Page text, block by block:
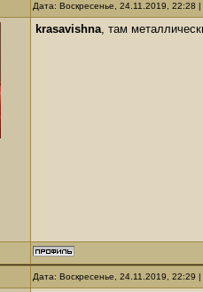
Дата: Воскресенье, 24.11.2019,
krasavishna, там
Дата: Воскресенье, 24.11.2019,